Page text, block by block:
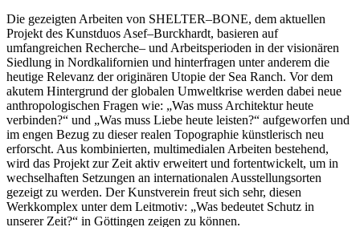
Die gezeigten Arbeiten von SHELTER–BONE, dem aktuellen
Projekt des Kunstduos Asef–Burckhardt, basieren auf
umfangreichen Recherche– und Arbeitsperioden in der visionären
Siedlung in Nordkalifornien und hinterfragen unter anderem die
heutige Relevanz der originären Utopie der Sea Ranch. Vor dem
akutem Hintergrund der globalen Umweltkrise werden dabei neue
anthropologischen Fragen wie: „Was muss Architektur heute
verbinden?“ und „Was muss Liebe heute leisten?“ aufgeworfen und
im engen Bezug zu dieser realen Topographie künstlerisch neu
erforscht. Aus kombinierten, multimedialen Arbeiten bestehend,
wird das Projekt zur Zeit aktiv erweitert und fortentwickelt, um in
wechselhaften Setzungen an internationalen Ausstellungsorten
gezeigt zu werden. Der Kunstverein freut sich sehr, diesen
Werkkomplex unter dem Leitmotiv: „Was bedeutet Schutz in
unserer Zeit?“ in Göttingen zeigen zu können.